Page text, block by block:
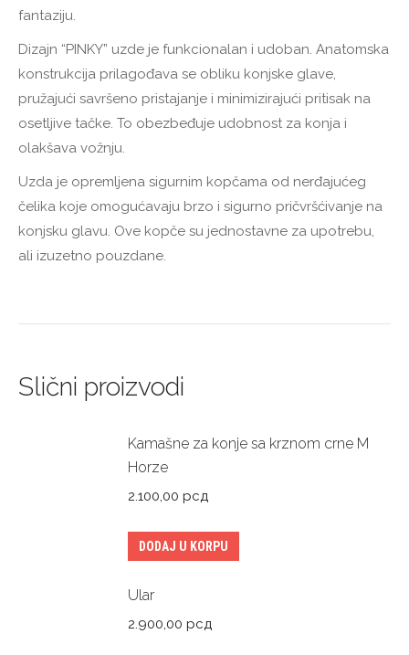
fantaziju.
Dizajn “PINKY” uzde je funkcionalan i udoban. Anatomska
konstrukcija prilagođava se obliku konjske glave,
pružajući savršeno pristajanje i minimizirajući pritisak na
osetljive tačke. To obezbeđuje udobnost za konja i
olakšava vožnju.
Uzda je opremljena sigurnim kopčama od nerđajućeg
čelika koje omogućavaju brzo i sigurno pričvršćivanje na
konjsku glavu. Ove kopče su jednostavne za upotrebu,
ali izuzetno pouzdane.
Slični proizvodi
Kamašne za konje sa krznom crne M
Horze
2.100,00 рсд
DODAJ U KORPU
Ular
2.900,00 рсд